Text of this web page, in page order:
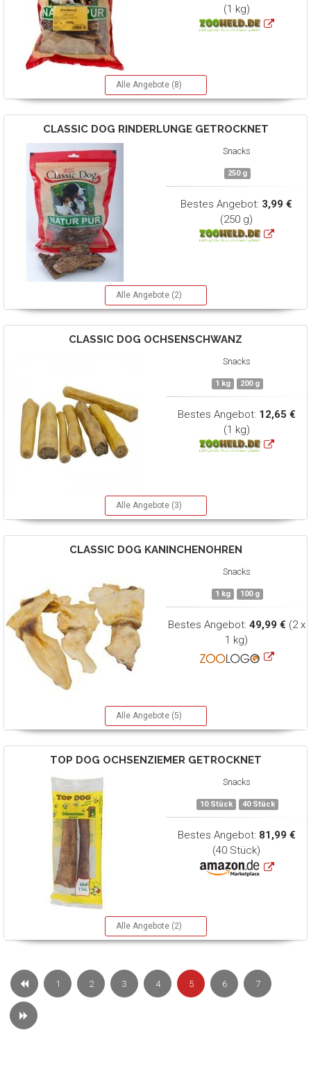
(1 kg)
Alle Angebote (8)
CLASSIC DOG RINDERLUNGE GETROCKNET
Snacks
250 g
Bestes Angebot: 3,99 €
(250 g)
Alle Angebote (2)
CLASSIC DOG OCHSENSCHWANZ
Snacks
1 kg 200 g
Bestes Angebot: 12,65 €
(1 kg)
Alle Angebote (3)
CLASSIC DOG KANINCHENOHREN
Snacks
1 kg 100 g
Bestes Angebot: 49,99 € (2 x
1 kg)
Alle Angebote (5)
TOP DOG OCHSENZIEMER GETROCKNET
Snacks
10 Stück 40 Stück
Bestes Angebot: 81,99 €
(40 Stück)
Alle Angebote (2)
1 2 3 4 5 6 7